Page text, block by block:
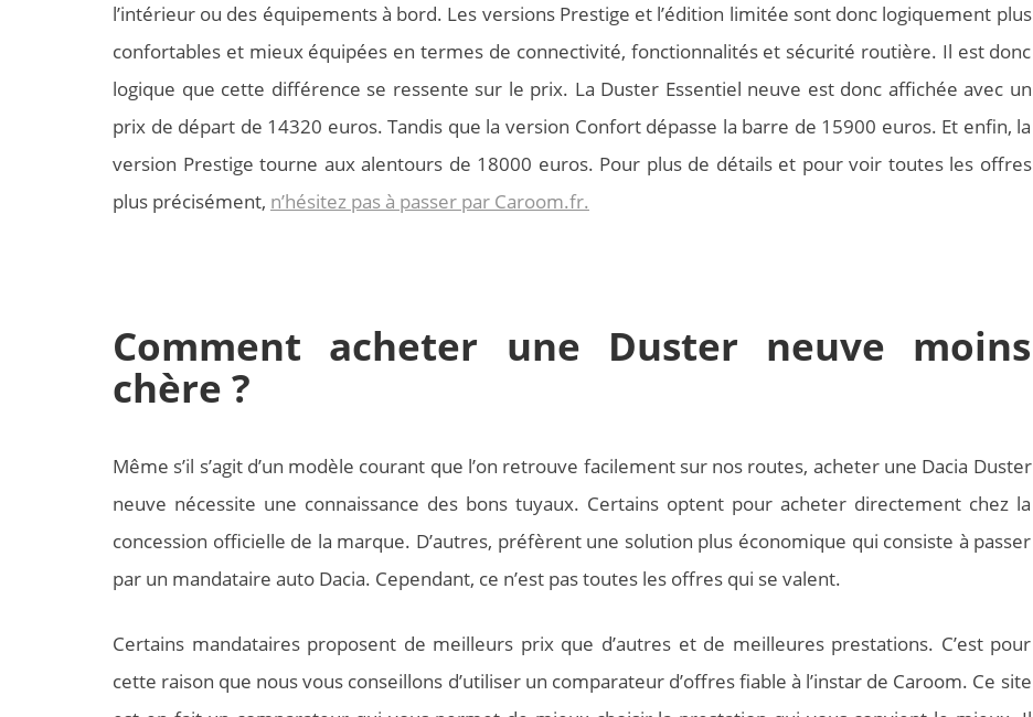
l’intérieur ou des équipements à bord. Les versions Prestige et l’édition limitée sont donc logiquement plus
confortables et mieux équipées en termes de connectivité, fonctionnalités et sécurité routière. Il est donc
logique que cette différence se ressente sur le prix. La Duster Essentiel neuve est donc affichée avec un
prix de départ de 14320 euros. Tandis que la version Confort dépasse la barre de 15900 euros. Et enfin, la
version Prestige tourne aux alentours de 18000 euros. Pour plus de détails et pour voir toutes les offres
plus précisément, n’hésitez pas à passer par Caroom.fr.
Comment acheter une Duster neuve moins
chère ?
Même s’il s’agit d’un modèle courant que l’on retrouve facilement sur nos routes, acheter une Dacia Duster
neuve nécessite une connaissance des bons tuyaux. Certains optent pour acheter directement chez la
concession officielle de la marque. D’autres, préfèrent une solution plus économique qui consiste à passer
par un mandataire auto Dacia. Cependant, ce n’est pas toutes les offres qui se valent.
Certains mandataires proposent de meilleurs prix que d’autres et de meilleures prestations. C’est pour
cette raison que nous vous conseillons d’utiliser un comparateur d’offres fiable à l’instar de Caroom. Ce site